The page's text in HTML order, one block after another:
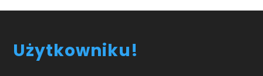
Użytkowniku!